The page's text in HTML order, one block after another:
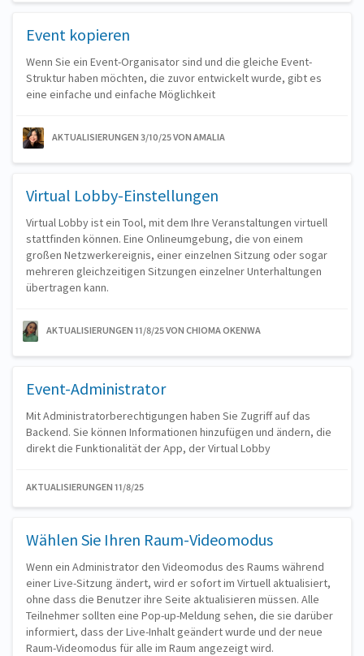
Event kopieren
Wenn Sie ein Event-Organisator sind und die gleiche Event-
Struktur haben möchten, die zuvor entwickelt wurde, gibt es
eine einfache und einfache Möglichkeit
AKTUALISIERUNGEN 3/10/25VON AMALIA
Virtual Lobby-Einstellungen
Virtual Lobby ist ein Tool, mit dem Ihre Veranstaltungen virtuell
stattfinden können. Eine Onlineumgebung, die von einem
großen Netzwerkereignis, einer einzelnen Sitzung oder sogar
mehreren gleichzeitigen Sitzungen einzelner Unterhaltungen
übertragen kann.
AKTUALISIERUNGEN 11/8/25VON CHIOMA OKENWA
Event-Administrator
Mit Administratorberechtigungen haben Sie Zugriff auf das
Backend. Sie können Informationen hinzufügen und ändern, die
direkt die Funktionalität der App, der Virtual Lobby
AKTUALISIERUNGEN 11/8/25
Wählen Sie Ihren Raum-Videomodus
Wenn ein Administrator den Videomodus des Raums während
einer Live-Sitzung ändert, wird er sofort im Virtuell aktualisiert,
ohne dass die Benutzer ihre Seite aktualisieren müssen. Alle
Teilnehmer sollten eine Pop-up-Meldung sehen, die sie darüber
informiert, dass der Live-Inhalt geändert wurde und der neue
Raum-Videomodus für alle im Raum angezeigt wird.